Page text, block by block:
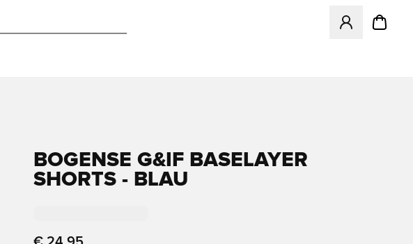
Öffnet ein
BOGENSE G&IF BASELAYER
SHORTS - BLAU